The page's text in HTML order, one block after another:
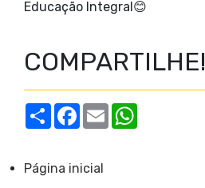
Educação Integral😊
COMPARTILHE!
S
h
F
b
o
E
m
Página inicial